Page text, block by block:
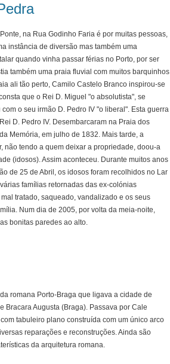
na Rua Godinho Faria é por muitas pessoas,
instância de diversão mas também uma
quando vinha passar férias no Porto, por ser
também uma praia fluvial com muitos barquinhos
ali tão perto, Camilo Castelo Branco inspirou-se
que o Rei D. Miguel "o absolutista", se
o seu irmão D. Pedro IV "o liberal". Esta guerra
D. Pedro IV. Desembarcaram na Praia dos
Memória, em julho de 1832. Mais tarde, a
não tendo a quem deixar a propriedade, doou-a
(idosos). Assim aconteceu. Durante muitos anos
de 25 de Abril, os idosos foram recolhidos no Lar
famílias retornadas das ex-colónias
tratado, saqueado, vandalizado e os seus
Num dia de 2005, por volta da meia-noite,
bonitas paredes ao alto.
romana Porto-Braga que ligava a cidade de
Augusta (Braga). Passava por Cale
tabuleiro plano construída com um único arco
reparações e reconstruções. Ainda são
da arquitetura romana.